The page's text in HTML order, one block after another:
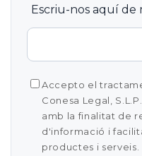
Escriu-nos aquí de
Accepto el
Conesa Legal,
amb la finalitat de
d'informació i
productes i